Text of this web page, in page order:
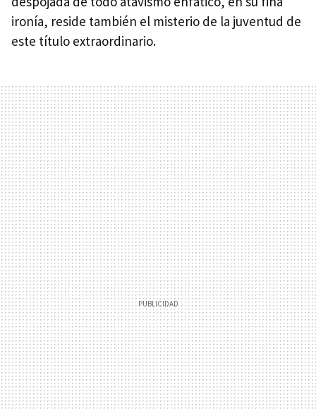
ironía, reside también el misterio de la juventud de
este título extraordinario.